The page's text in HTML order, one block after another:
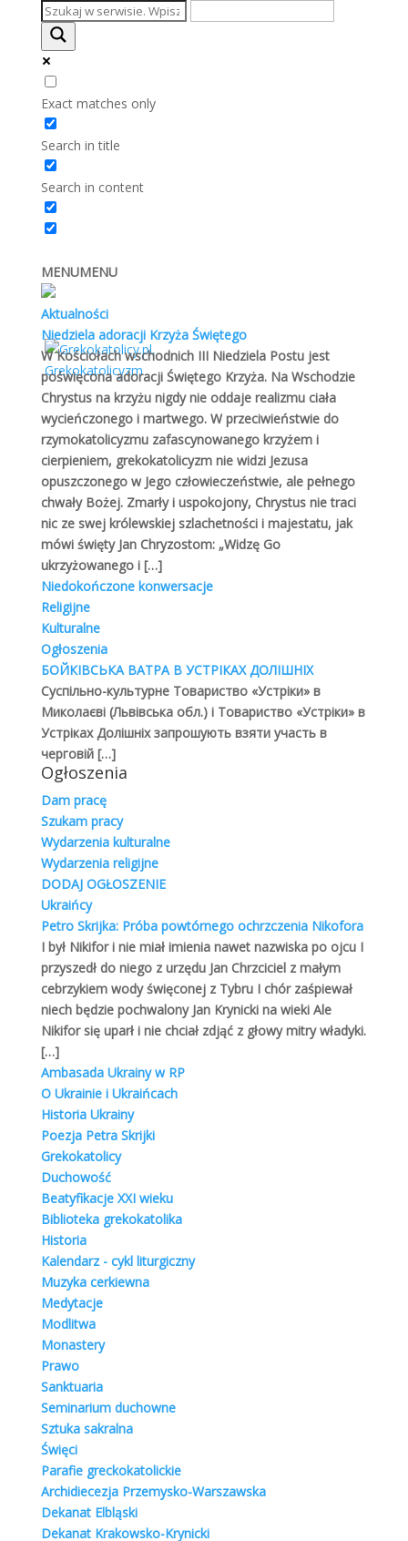
Exact matches only
Search in title
Search in content
MENUMENU
Aktualności
Niedziela adoracji Krzyża Świętego
W Kościołach wschodnich III Niedziela Postu jest
poświęcona adoracji Świętego Krzyża. Na Wschodzie
Chrystus na krzyżu nigdy nie oddaje realizmu ciała
wycieńczonego i martwego. W przeciwieństwie do
rzymokatolicyzmu zafascynowanego krzyżem i
cierpieniem, grekokatolicyzm nie widzi Jezusa
opuszczonego w Jego człowieczeństwie, ale pełnego
chwały Bożej. Zmarły i uspokojony, Chrystus nie traci
nic ze swej królewskiej szlachetności i majestatu, jak
mówi święty Jan Chryzostom: „Widzę Go
ukrzyżowanego i […]
Niedokończone konwersacje
Religijne
Kulturalne
Ogłoszenia
БОЙКІВСЬКА ВАТРА В УСТРІКАХ ДОЛІШНІХ
Суспільно-культурне Товариство «Устріки» в
Миколаєві (Львівська обл.) і Товариство «Устріки» в
Устріках Долішніх запрошують взяти участь в
черговій […]
Ogłoszenia
Dam pracę
Szukam pracy
Wydarzenia kulturalne
Wydarzenia religijne
DODAJ OGŁOSZENIE
Ukraińcy
Petro Skrijka: Próba powtórnego ochrzczenia Nikofora
I był Nikifor i nie miał imienia nawet nazwiska po ojcu I
przyszedł do niego z urzędu Jan Chrzciciel z małym
cebrzykiem wody święconej z Tybru I chór zaśpiewał
niech będzie pochwalony Jan Krynicki na wieki Ale
Nikifor się uparł i nie chciał zdjąć z głowy mitry władyki.
[…]
Ambasada Ukrainy w RP
O Ukrainie i Ukraińcach
Historia Ukrainy
Poezja Petra Skrijki
Grekokatolicy
Duchowość
Beatyfikacje XXI wieku
Biblioteka grekokatolika
Historia
Kalendarz - cykl liturgiczny
Muzyka cerkiewna
Medytacje
Modlitwa
Monastery
Prawo
Sanktuaria
Seminarium duchowne
Sztuka sakralna
Święci
Parafie greckokatolickie
Archidiecezja Przemysko-Warszawska
Dekanat Elbląski
Dekanat Krakowsko-Krynicki
ks. prof. Janusz Czerski: Duchowość maryjna
Kościoła Wschodniego
Biblioteka grekokatolika
1. Liturgiczny wymiar kultu maryjnego Kult maryjny w
Kościele prawosławnym i katolickim wschodniej
tradycji jest bardziej zakotwiczony w życiu liturgicznym
niż w nauce dogmatycznej. Nabożeństwa w Kościele
bizantyjskim, zwłaszcza liturgia eucharystyczna,
nieszpory, jutrznia, mają charakter dramatu,
misterium, który przedstawia i uobecnia historię
zbawienia oraz dzieło zbawcze Chrystusa. W
obrzędach i tekstach liturgii bizantyjskiej zawarte są
Czytaj dalej
ks. prof. Janusz Czerski: DUCHOWOŚĆ
BIZANTYJSKA
Biblioteka grekokatolika Duchowość
Modlitwa
Wprowadzenie 1. Pojęcie duchowości Przez
duchowość rozumie się formę i styl życia duchowego,
religijnego, a więc życie wewnętrzne, czyli praktyczny
sposób realizowania ideału chrześcijańskiego.
Duchowość oznacza określoną postawę wewnętrzną,
sposób mówienia o Bogu, stawania przed Bogiem,
nawiązywania łączności z Bogiem i oddawania mu czci.
Duchowość, to – przeżywanie dogmatu, wiary, prawdy
religijnej. Duchowość jest zależna
Czytaj dalej
Parafia Greckokatolicka pw. Przemienienia
Pańskiego w Opolu
Dekanat Katowicki,Diecezja Wrocławsko-Gdańska
Parafie greckokatolickie w Polsce
Podleglość: Diecezja Wrocławsko-Gdańska
Dekanat: Katowicki
Erygowanie: 1968 roku
Duszpastesz: ks. Mitrat Janusz Czerski
Szukaj w serwisie
Exact matches only
Search in title
Search in content
Katalog parafii